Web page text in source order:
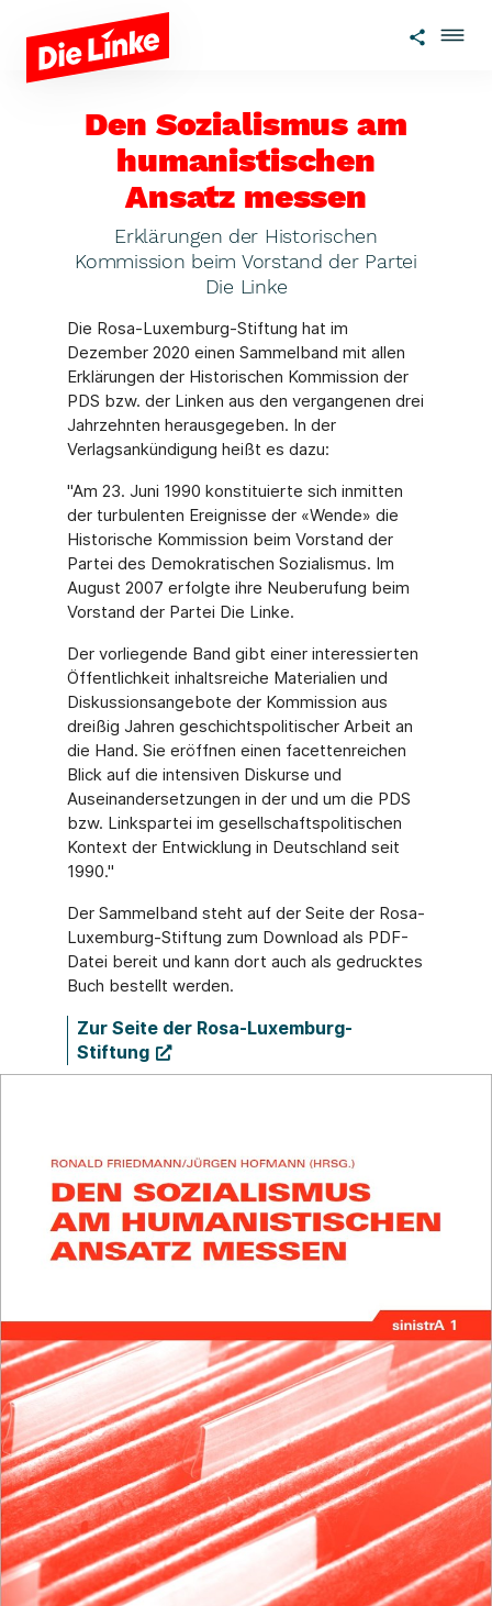
Zum Hauptinhalt springen
Den Sozialismus am
humanistischen
Ansatz messen
Erklärungen der Historischen
Kommission beim Vorstand der Partei
Die Linke
Die Rosa-Luxemburg-Stiftung hat im
Dezember 2020 einen Sammelband mit allen
Erklärungen der Historischen Kommission der
PDS bzw. der Linken aus den vergangenen drei
Jahrzehnten herausgegeben. In der
Verlagsankündigung heißt es dazu:
"Am 23. Juni 1990 konstituierte sich inmitten
der turbulenten Ereignisse der «Wende» die
Historische Kommission beim Vorstand der
Partei des Demokratischen Sozialismus. Im
August 2007 erfolgte ihre Neuberufung beim
Vorstand der Partei Die Linke.
Der vorliegende Band gibt einer interessierten
Öffentlichkeit inhaltsreiche Materialien und
Diskussionsangebote der Kommission aus
dreißig Jahren geschichtspolitischer Arbeit an
die Hand. Sie eröffnen einen facettenreichen
Blick auf die intensiven Diskurse und
Auseinandersetzungen in der und um die PDS
bzw. Linkspartei im gesellschaftspolitischen
Kontext der Entwicklung in Deutschland seit
1990."
Der Sammelband steht auf der Seite der Rosa-
Luxemburg-Stiftung zum Download als PDF-
Datei bereit und kann dort auch als gedrucktes
Buch bestellt werden.
Zur Seite der Rosa-Luxemburg-
Stiftung